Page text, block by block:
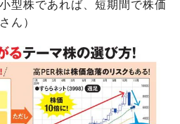
型株であれば、短期間で株価
ん）